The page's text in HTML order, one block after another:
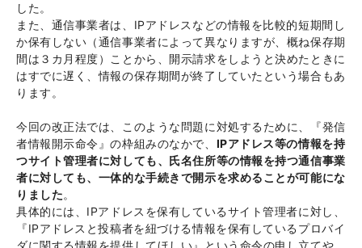
した。
また、通信事業者は、IPアドレスなどの情報を比較的短期間し
か保有しない（通信事業者によって異なりますが、概ね保存期
間は３カ月程度）ことから、開示請求をしようと決めたときに
はすでに遅く、情報の保存期間が終了していたという場合もあ
ります。
今回の改正法では、このような問題に対処するために、『発信
者情報開示命令』の枠組みのなかで、 IPアドレス等の情報を持
つサイト管理者に対しても、氏名住所等の情報を持つ通信事業
者に対しても、一体的な手続きで開示を求めることが可能にな
りました。
具体的には、IPアドレスを保有しているサイト管理者に対し、
『IPアドレスと投稿者を紐づける情報を保有しているプロバイ